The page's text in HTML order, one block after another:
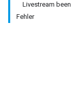
Livestream
Fehler